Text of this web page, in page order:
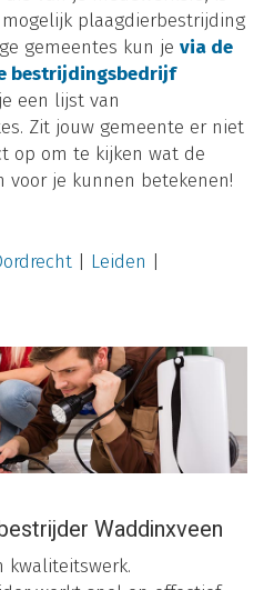
plaagdierbestrijding
gemeentes kun je via de
bestrijdingsbedrijf
een lijst van
Zit jouw gemeente er niet
op om te kijken wat de
voor je kunnen betekenen!
Leiden
Waddinxveen
kwaliteitswerk.